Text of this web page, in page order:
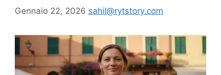
Gennaio 22, 2026 sahil@rytstory.com